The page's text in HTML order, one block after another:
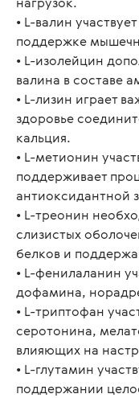
• L-валин
поддержке
• L-изолейцин
валина в составе
• L-лизин играет
здоровье
кальция.
• L-метионин
поддерживает
антиоксидантной
• L-треонин
слизистых
белков и
• L-фенилаланин
дофамина,
• L-триптофан
серотонина,
влияющих на
• L-глутамин
поддержании